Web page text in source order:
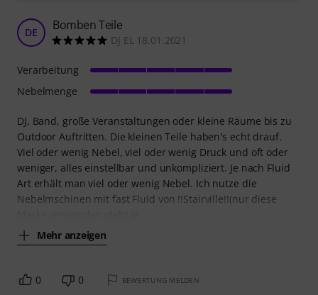
DE Bomben Teile
DJ EL 18.01.2021
DJ, Band, große Veranstaltungen oder kleine Räume bis zu
Outdoor Auftritten. Die kleinen Teile haben's echt drauf.
Viel oder wenig Nebel, viel oder wenig Druck und oft oder
weniger, alles einstellbar und unkompliziert. Je nach Fluid
Art erhält man viel oder wenig Nebel. Ich nutze die
Nebelmschinen mit fast Fluid von !!Stairville!!(nur diese
Mehr anzeigen
Verarbeitung
Nebelmenge
0 0 BEWERTUNG MELDEN